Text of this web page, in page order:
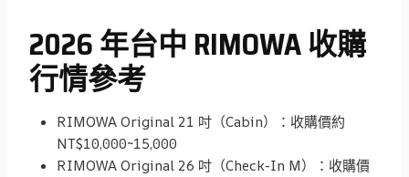
2026 年台中 RIMOWA 收購
行情參考
RIMOWA Original 21 吋（Cabin）：收購價約
NT$10,000~15,000
RIMOWA Original 26 吋（Check-In M）：收購價